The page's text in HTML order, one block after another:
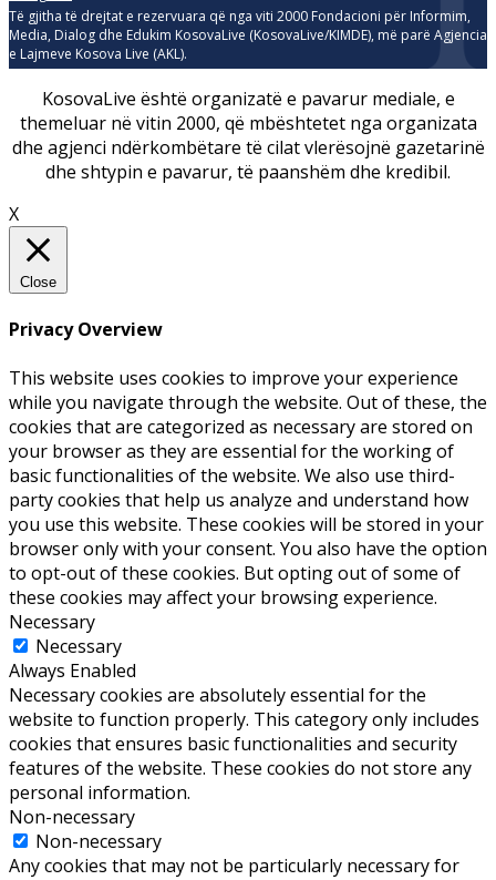
Të gjitha të drejtat e rezervuara që nga viti 2000 Fondacioni për Informim,
Media, Dialog dhe Edukim KosovaLive (KosovaLive/KIMDE), më parë Agjencia
e Lajmeve Kosova Live (AKL).
KosovaLive është organizatë e pavarur mediale, e
themeluar në vitin 2000, që mbështetet nga organizata
dhe agjenci ndërkombëtare të cilat vlerësojnë gazetarinë
dhe shtypin e pavarur, të paanshëm dhe kredibil.
X
Close
Privacy Overview
This website uses cookies to improve your experience
while you navigate through the website. Out of these, the
cookies that are categorized as necessary are stored on
your browser as they are essential for the working of
basic functionalities of the website. We also use third-
party cookies that help us analyze and understand how
you use this website. These cookies will be stored in your
browser only with your consent. You also have the option
to opt-out of these cookies. But opting out of some of
these cookies may affect your browsing experience.
Necessary
Necessary
Always Enabled
Necessary cookies are absolutely essential for the
website to function properly. This category only includes
cookies that ensures basic functionalities and security
features of the website. These cookies do not store any
personal information.
Non-necessary
Non-necessary
Any cookies that may not be particularly necessary for